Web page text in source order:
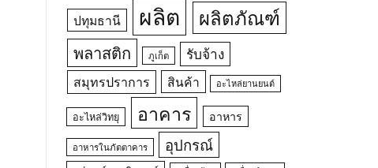
ปทุมธานี ผลิต ผลิตภัณฑ์
พลาสติก ภูเก็ต รับจ้าง
สมุทรปราการ สินค้า อะไหล่ยานยนต์
อะไหล่วิทยุ อาคาร อาหาร
อาหารในภัตตาคาร อุปกรณ์